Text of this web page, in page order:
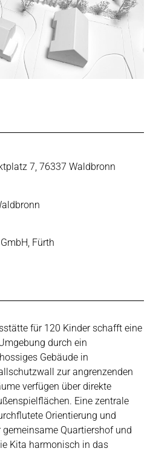
7, 76337 Waldbronn
Fürth
für 120 Kinder schafft eine
durch ein
Gebäude in
zur angrenzenden
verfügen über direkte
Eine zentrale
Orientierung und
Quartiershof und
Kita harmonisch in das